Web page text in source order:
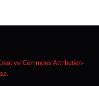
Commons Attribution-
.